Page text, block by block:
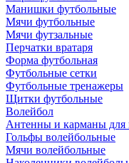
Манишки футбольные
Мячи футбольные
Мячи футзальные
Перчатки вратаря
Форма футбольная
Футбольные сетки
Футбольные тренажеры
Щитки футбольные
Волейбол
Антенны и карманы для
Гольфы волейбольные
Мячи волейбольные